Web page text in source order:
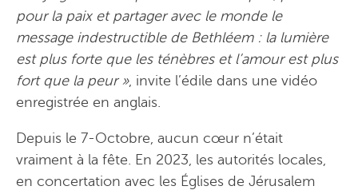
pour la paix et partager avec le monde le
message indestructible de Bethléem : la lumière
est plus forte que les ténèbres et l’amour est plus
fort que la peur », invite l’édile dans une vidéo
enregistrée en anglais.
Depuis le 7-Octobre, aucun cœur n’était
vraiment à la fête. En 2023, les autorités locales,
en concertation avec les Églises de Jérusalem